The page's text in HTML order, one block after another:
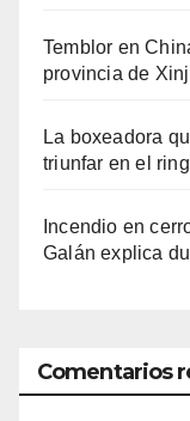
Temblor en
provincia de
La boxeadora
triunfar en el ring​
Incendio en
Galán explica
Comentarios